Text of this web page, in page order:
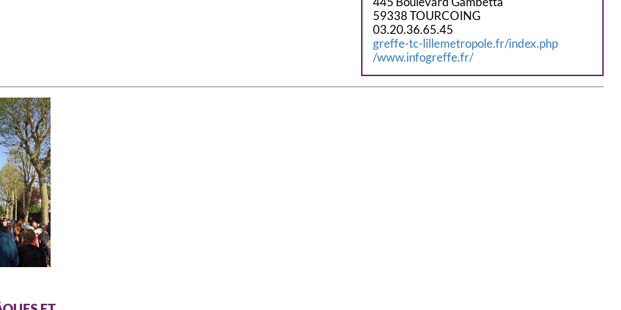
59338 TOURCOING
03.20.36.65.45
greffe-tc-lillemetropole.fr/index.php
/www.infogreffe.fr/